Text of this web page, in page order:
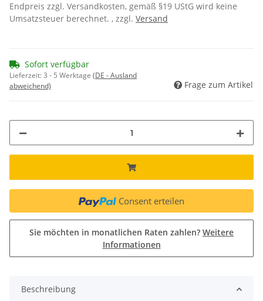
Endpreis zzgl. Versandkosten, gemäß §19 UStG wird keine
Umsatzsteuer berechnet. , zzgl. Versand
Sofort verfügbar
Lieferzeit:3 - 5 Werktage (DE - Ausland
abweichend)
Frage zum Artikel
Consent erteilen
Sie möchten in monatlichen Raten zahlen? Weitere
Informationen
Beschreibung